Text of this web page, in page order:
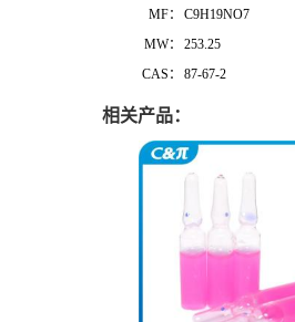
MF：
C9H19NO7
MW：
253.25
CAS：
87-67-2
相关产品：